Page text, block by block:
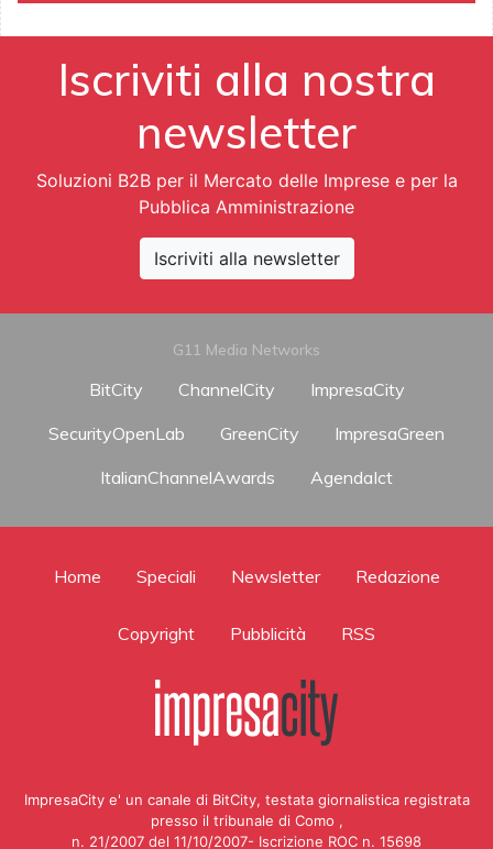
Iscriviti alla nostra
newsletter
Soluzioni B2B per il Mercato delle Imprese e per la
Pubblica Amministrazione
Iscriviti alla newsletter
G11 Media Networks
BitCity ChannelCity
ImpresaCity
SecurityOpenLab
GreenCity
ImpresaGreen
ItalianChannelAwards
AgendaIct
Home Speciali Newsletter Redazione
Copyright Pubblicità RSS
ImpresaCity e' un canale di BitCity, testata giornalistica registrata
presso il tribunale di Como ,
n. 21/2007 del 11/10/2007- Iscrizione ROC n. 15698